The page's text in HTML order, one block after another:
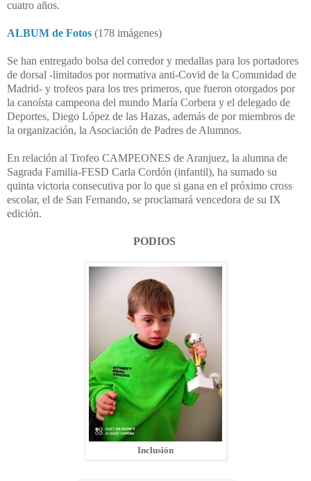
cuatro años.
ALBUM de Fotos (178 imágenes)
Se han entregado bolsa del corredor y medallas para los portadores
de dorsal -limitados por normativa anti-Covid de la Comunidad de
Madrid- y trofeos para los tres primeros, que fueron otorgados por
la canoísta campeona del mundo María Corbera y el delegado de
Deportes, Diego López de las Hazas, además de por miembros de
la organización, la Asociación de Padres de Alumnos.
En relación al Trofeo CAMPEONES de Aranjuez, la alumna de
Sagrada Familia-FESD Carla Cordón (infantil), ha sumado su
quinta victoria consecutiva por lo que si gana en el próximo cross
escolar, el de San Fernando, se proclamará vencedora de su IX
edición.
PODIOS
Inclusión